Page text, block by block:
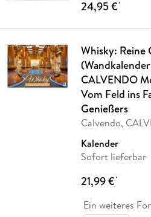
24,95 €*
Whisky: Reine
CALVENDO
Vom Feld ins
Genießers
Calvendo,
Kalender
Sofort lieferbar
21,99 €*
Ein weiteres